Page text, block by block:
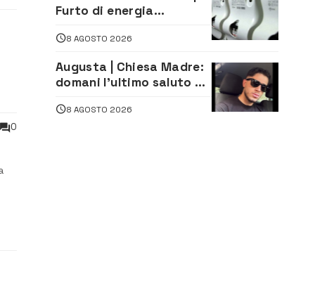
0
Furto di energia
persone
8 AGOSTO 2026
Augusta | Chiesa Madre:
domani l’ultimo saluto ad
morto in un incidente
8 AGOSTO 2026